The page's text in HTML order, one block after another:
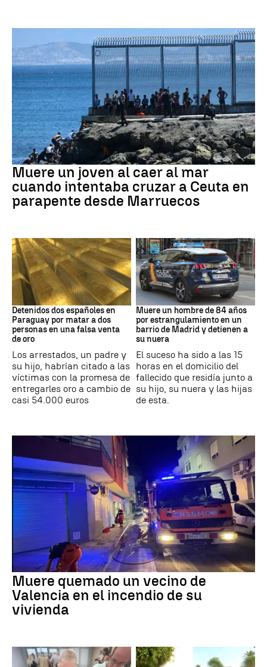
Ceuta
Muere un joven al caer al mar
cuando intentaba cruzar a Ceuta en
parapente desde Marruecos
Paraguay
Detenidos dos españoles en
Paraguay por matar a dos
personas en una falsa venta
de oro
Los arrestados, un padre y
su hijo, habrían citado a las
víctimas con la promesa de
entregarles oro a cambio de
casi 54.000 euros
Suceso
Muere un hombre de 84 años
por estrangulamiento en un
barrio de Madrid y detienen a
su nuera
El suceso ha sido a las 15
horas en el domicilio del
fallecido que residía junto a
su hijo, su nuera y las hijas
de esta.
Muere quemado un vecino de
Valencia en el incendio de su
vivienda